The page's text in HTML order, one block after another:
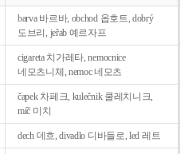
barva 바르바, obchod 옵호트, dobrý
도브리, jeřab 예르자프
cigareta 치가레타, nemocnice
네모츠니체, nemoc 네모츠
čapek 차페크, kulečnik 쿨레치니크,
míč 미치
dech 데흐, divadlo 디바들로, led 레트